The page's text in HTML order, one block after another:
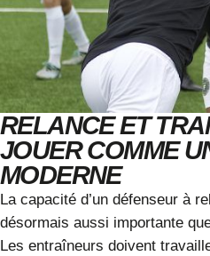
RELANCE ET
JOUER COMME
MODERNE
La capacité d’un défenseur à
désormais aussi importante
Les entraîneurs doivent